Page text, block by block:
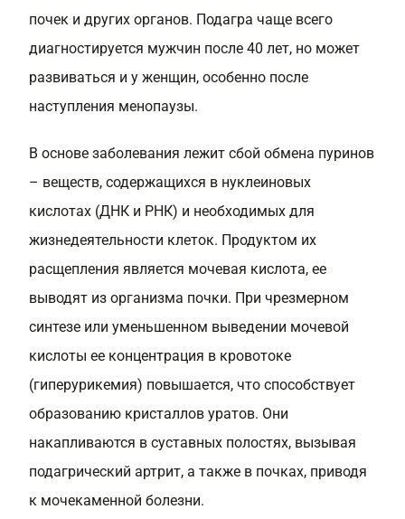
почек и других органов. Подагра чаще всего
диагностируется мужчин после 40 лет, но может
развиваться и у женщин, особенно после
наступления менопаузы.
В основе заболевания лежит сбой обмена пуринов
– веществ, содержащихся в нуклеиновых
кислотах (ДНК и РНК) и необходимых для
жизнедеятельности клеток. Продуктом их
расщепления является мочевая кислота, ее
выводят из организма почки. При чрезмерном
синтезе или уменьшенном выведении мочевой
кислоты ее концентрация в кровотоке
(гиперурикемия) повышается, что способствует
образованию кристаллов уратов. Они
накапливаются в суставных полостях, вызывая
подагрический артрит, а также в почках, приводя
к мочекаменной болезни.